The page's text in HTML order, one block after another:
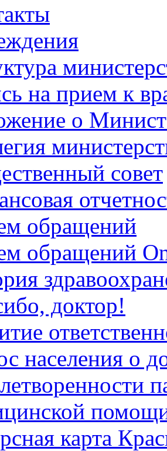
на прием к
о
совет
обращений
обращений
доктор!
населения о
карта